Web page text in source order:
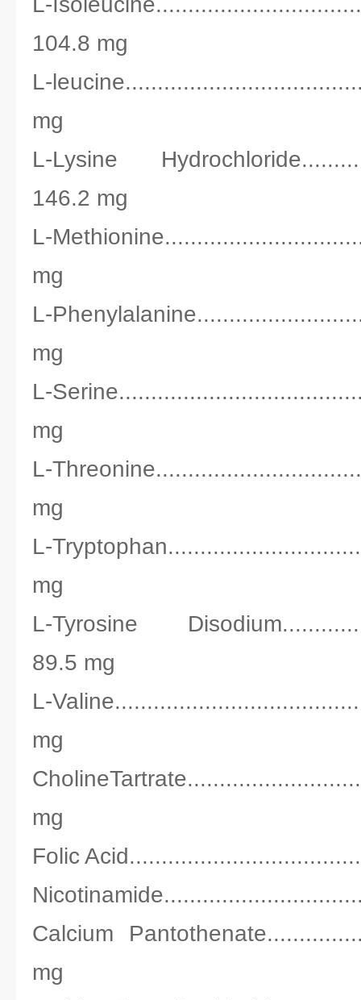
104.8 mg
L-
mg
L-Lysine
146.2 mg
L-
mg
L-
mg
L-
mg
L-
mg
L-
mg
L-Tyrosine
89.5 mg
L-
mg
mg
Folic
Calcium
mg